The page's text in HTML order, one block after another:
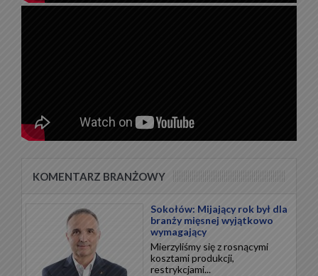
KOMENTARZ BRANŻOWY
Sokołów: Mijający rok był dla
branży mięsnej wyjątkowo
wymagający
Mierzyliśmy się z rosnącymi
kosztami produkcji,
restrykcjami...